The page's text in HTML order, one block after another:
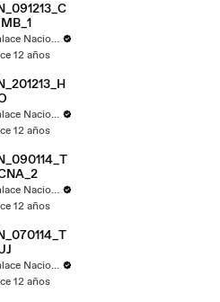
Enlace Nacional
12 años
Enlace Nacional
12 años
Enlace Nacional
12 años
Enlace Nacional
12 años